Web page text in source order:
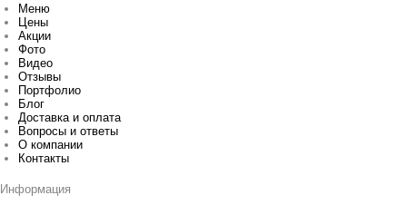
Меню
Цены
Акции
Фото
Видео
Отзывы
Портфолио
Блог
Доставка и оплата
Вопросы и ответы
О компании
Контакты
Информация